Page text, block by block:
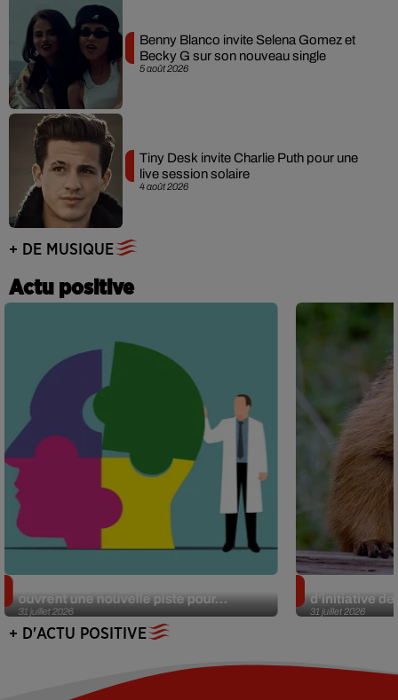
5 août 2026
Benny Blanco invite Selena Gomez et
Becky G sur son nouveau single
4 août 2026
Tiny Desk invite Charlie Puth pour une
live session solaire
+ DE MUSIQUE
Actu positive
31 juillet 2026
ouvrent une nouvelle piste pour...
31 juillet 2026
d’initiative
+ D'ACTU POSITIVE